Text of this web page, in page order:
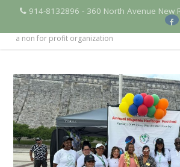
914-8132896 - 360 North Avenue New
a non for profit organization